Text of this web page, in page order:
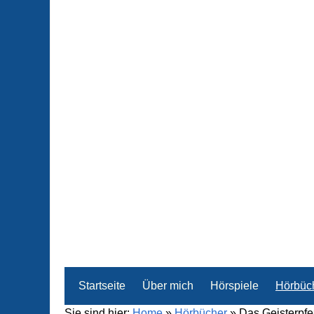
Startseite Über mich Hörspiele